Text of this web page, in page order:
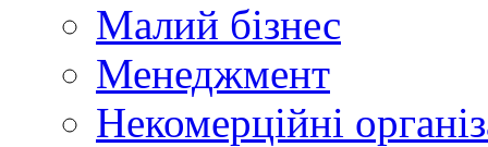
Малий бізнес
Менеджмент
Некомерційні